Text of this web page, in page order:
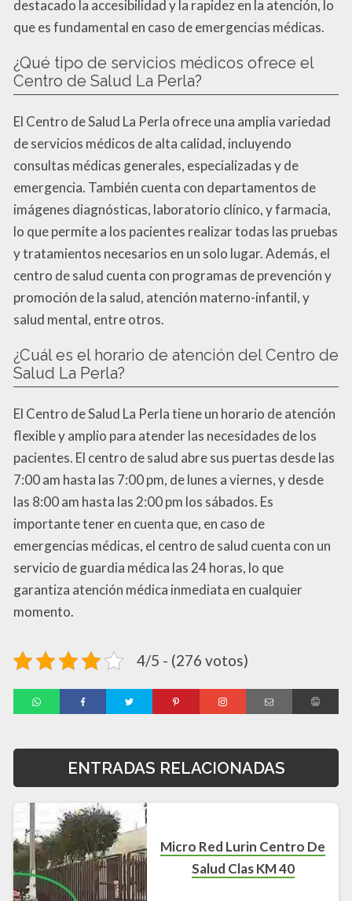
destacado la accesibilidad y la rapidez en la atención, lo
que es fundamental en caso de emergencias médicas.
¿Qué tipo de servicios médicos ofrece el
Centro de Salud La Perla?
El Centro de Salud La Perla ofrece una amplia variedad
de servicios médicos de alta calidad, incluyendo
consultas médicas generales, especializadas y de
emergencia. También cuenta con departamentos de
imágenes diagnósticas, laboratorio clínico, y farmacia,
lo que permite a los pacientes realizar todas las pruebas
y tratamientos necesarios en un solo lugar. Además, el
centro de salud cuenta con programas de prevención y
promoción de la salud, atención materno-infantil, y
salud mental, entre otros.
¿Cuál es el horario de atención del Centro de
Salud La Perla?
El Centro de Salud La Perla tiene un horario de atención
flexible y amplio para atender las necesidades de los
pacientes. El centro de salud abre sus puertas desde las
7:00 am hasta las 7:00 pm, de lunes a viernes, y desde
las 8:00 am hasta las 2:00 pm los sábados. Es
importante tener en cuenta que, en caso de
emergencias médicas, el centro de salud cuenta con un
servicio de guardia médica las 24 horas, lo que
garantiza atención médica inmediata en cualquier
momento.
4/5 - (276 votos)
ENTRADAS RELACIONADAS
Micro Red Lurin Centro De
Salud Clas KM 40